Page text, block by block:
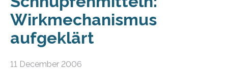
Wirkmechanismus
aufgeklärt
11 December 2006